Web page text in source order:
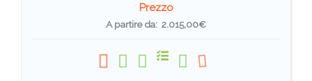
Prezzo
A partire da: 2.015,00€